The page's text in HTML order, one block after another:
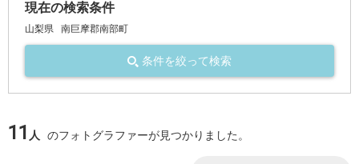
現在の検索条件
山梨県 南巨摩郡南部町
条件を絞って検索
11 人 のフォトグラファーが見つかりました。